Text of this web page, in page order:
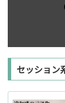
セッション